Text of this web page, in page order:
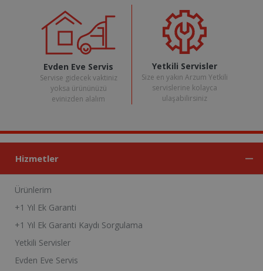
Evden Eve Servis
Servise gidecek vaktiniz
yoksa ürününüzü
evinizden alalım
Yetkili Servisler
Size en yakın Arzum Yetkili
servislerine kolayca
ulaşabilirsiniz
Hizmetler
Ürünlerim
+1 Yıl Ek Garanti
+1 Yıl Ek Garanti Kaydı Sorgulama
Yetkili Servisler
Evden Eve Servis